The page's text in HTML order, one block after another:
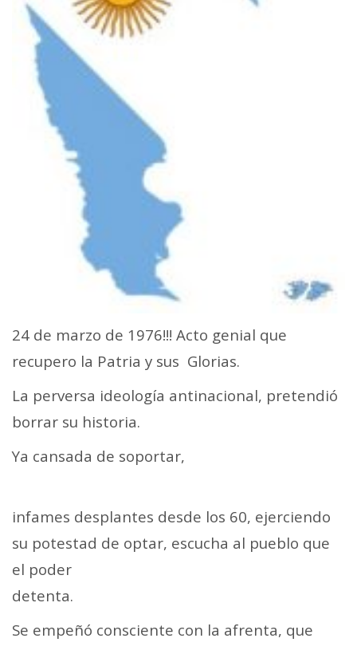
24 de marzo de 1976!!! Acto genial que
recupero la Patria y sus Glorias.
La perversa ideología antinacional, pretendió
borrar su historia.
Ya cansada de soportar,
infames desplantes desde los 60, ejerciendo
su potestad de optar, escucha al pueblo que
el poder
detenta.
Se empeñó consciente con la afrenta, que